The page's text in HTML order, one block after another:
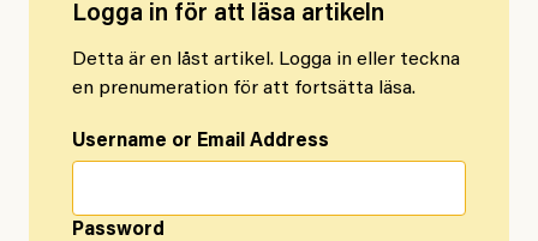
Logga in för att läsa artikeln
Detta är en låst artikel. Logga in eller teckna
en prenumeration för att fortsätta läsa.
Username or Email Address
Password